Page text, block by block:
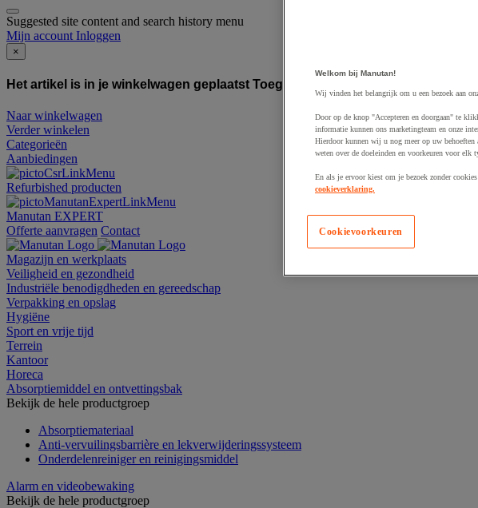
Suggested site content and search history menu
Mijn account Inloggen
×
Het artikel is in je winkelwagen geplaatst Toegevoegd aan winkelwagen
Naar winkelwagen
Verder winkelen
Categorieën
Aanbiedingen
Refurbished producten
Manutan EXPERT
Offerte aanvragen Contact
Magazijn en werkplaats
Veiligheid en gezondheid
Industriële benodigdheden en gereedschap
Verpakking en opslag
Hygiëne
Sport en vrije tijd
Terrein
Kantoor
Horeca
Absorptiemiddel en ontvettingsbak
Bekijk de hele productgroep
Absorptiemateriaal
Anti-vervuilingsbarrière en lekverwijderingssysteem
Onderdelenreiniger en reinigingsmiddel
Alarm en videobewaking
Bekijk de hele productgroep
Welkom bij Manutan!
Wij vinden het belangrijk om u een bezoek aan
Door op de knop "Accepteren en doorgaan" te
informatie kunnen ons marketingteam en onze
Hierdoor kunnen wij u nog meer op uw behoeften
weten over de doeleinden en voorkeuren voor
En als je ervoor kiest om je bezoek zonder
cookieverklaring.
Cookievoorkeuren